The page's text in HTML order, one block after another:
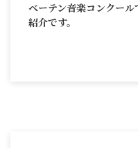
ベーテン音楽コンクー
紹介です。